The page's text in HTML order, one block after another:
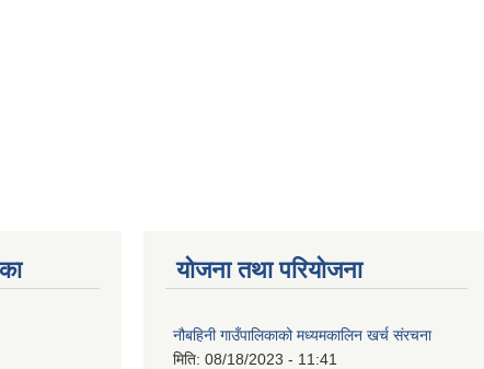
योजना तथा परियोजना
नौबहिनी गाउँपालिकाको मध्यमकालिन खर्च संरचना
मिति: 08/18/2023 - 11:41